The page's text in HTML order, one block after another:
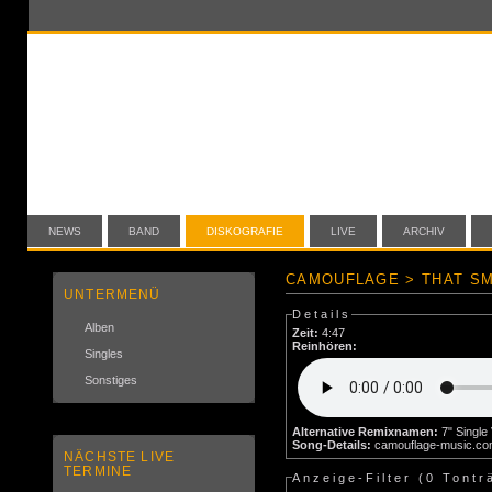
NEWS BAND DISKOGRAFIE LIVE ARCHIV
UNTERMENÜ
Alben
Singles
Sonstiges
NÄCHSTE LIVE
TERMINE
CAMOUFLAGE > THAT
Details
Zeit: 4:47
Reinhören:
Alternative Remixnamen:
Song-Details: camouflage-
Anzeige-Filter (0